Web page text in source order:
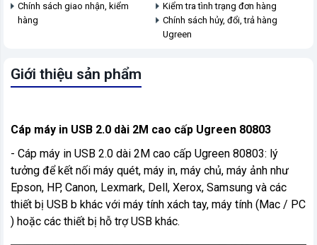
Chính sách giao nhận, kiểm
hàng
Kiểm tra tình trạng đơn hàng
Chính sách hủy, đổi, trả hàng
Ugreen
Giới thiệu sản phẩm
Cáp máy in USB 2.0 dài 2M cao cấp Ugreen 80803
- Cáp máy in USB 2.0 dài 2M cao cấp Ugreen 80803: lý
tưởng để kết nối máy quét, máy in, máy chủ, máy ảnh như
Epson, HP, Canon, Lexmark, Dell, Xerox, Samsung và các
thiết bị USB b khác với máy tính xách tay, máy tính (Mac / PC
) hoặc các thiết bị hỗ trợ USB khác.